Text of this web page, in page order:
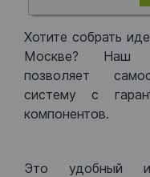
Хотите собрать
Москве?
позволяет
систему с
компонентов.
Это удобный